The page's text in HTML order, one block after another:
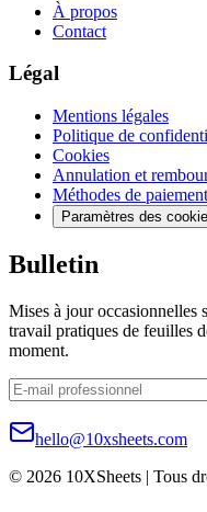
À propos
Contact
Légal
Mentions légales
Politique de
Cookies
Annulation et
Méthodes de paiement
Paramètres des
Bulletin
Mises à jour occasionnelles
travail pratiques de feuilles
moment.
hello@10xsheets.com
© 2026 10XSheets | Tous